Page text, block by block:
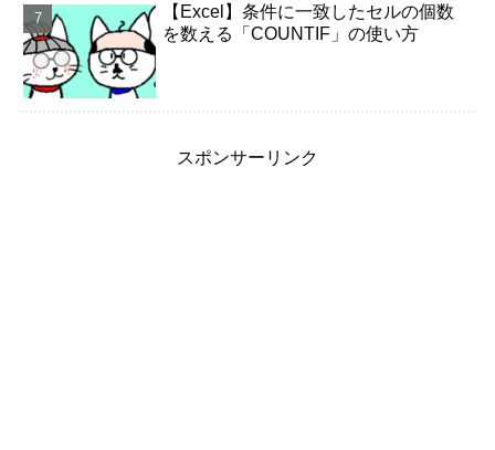
【Excel】条件に一致したセルの個数
を数える「COUNTIF」の使い方
スポンサーリンク